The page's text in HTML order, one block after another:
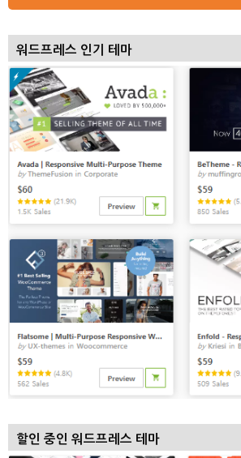
워드프레스 인기 테마
할인 중인 워드프레스 테마